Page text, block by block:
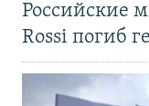
Российские
Rossi погиб